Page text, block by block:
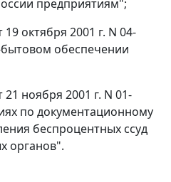
предприятиям";
октября 2001 г. N 04-
обеспечении
ноября 2001 г. N 01-
по документационному
беспроцентных ссуд
органов".